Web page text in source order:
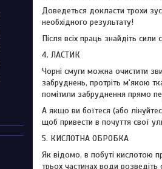
Доведеться докласти трохи
необхідного результату!
Після всіх праць знайдіть
4. ЛАСТИК
Чорні смуги можна очистити
забруднень, протріть м'якою
помітили забруднення прямо
А якщо ви боїтеся (або
щоб привести в почуття свої
5. КИСЛОТНА ОБРОБКА
Як відомо, в побуті кислотою
трьох частинах води